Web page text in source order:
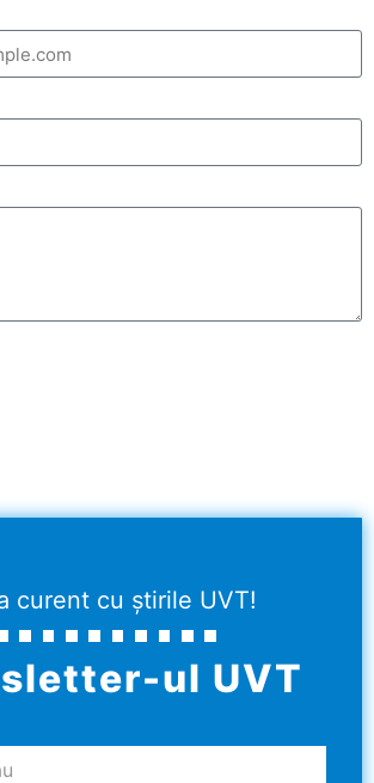
curent cu știrile UVT!
ul UVT